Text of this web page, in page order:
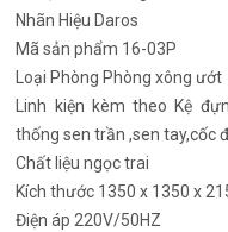
Nhãn Hiệu Daros
Mã sản phẩm 16-03P
Loại Phòng Phòng xông ướt
Linh kiện kèm theo Kệ
thống sen trần ,sen tay,cốc
Chất liệu ngọc trai
Kích thước 1350 x 1350 x
Điện áp 220V/50HZ